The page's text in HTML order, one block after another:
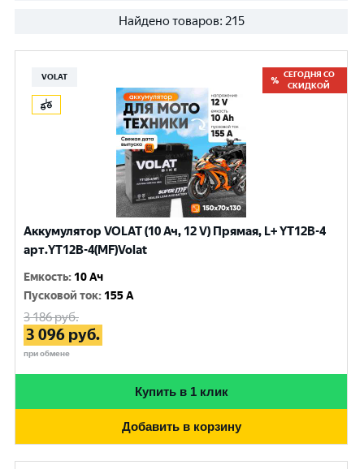
Найдено товаров: 215
VOLAT
СЕГОДНЯ СО
СКИДКОЙ
Аккумулятор VOLAT (10 Ач, 12 V) Прямая, L+ YT12B-4
арт.YT12B-4(MF)Volat
Емкость: 10 Ач
Пусковой ток: 155 A
3 186руб.
3 096 руб.
при обмене
Купить в 1 клик
Добавить в корзину